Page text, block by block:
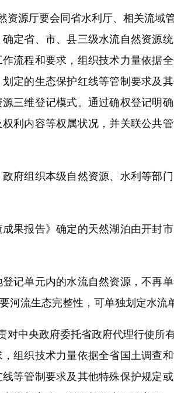
源厅要会同省水利厅、相关流域
定省、市、县三级水流自然资源
流程和要求，组织技术力量依据
定的生态保护红线等管制要求及
三维登记模式。通过确权登记明
利内容等权属状况，并关联公共
组织本级自然资源、水利等部
报告》确定的天然湖泊由开封
单元内的水流自然资源，不再
河流生态完整性，可单独划定水流
中央政府委托省政府代理行使所
组织技术力量依据全省国土调查
等管制要求及其他特殊保护规定